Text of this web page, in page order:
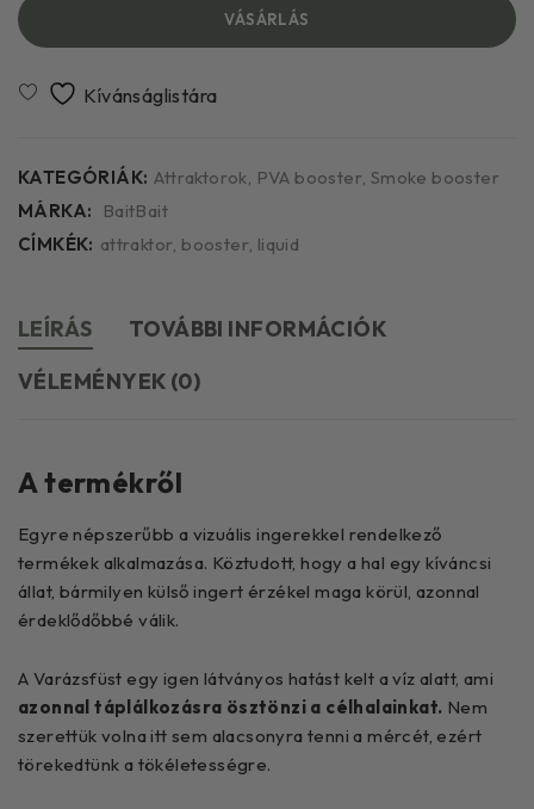
VÁSÁRLÁS
KATEGÓRIÁK: Attraktorok PVA booster Smoke booster
MÁRKA:
BaitBait
CÍMKÉK: attraktor ,booster liquid
LEÍRÁS
TOVÁBBI INFORMÁCIÓK
VÉLEMÉNYEK (0)
A termékről
Egyre népszerűbb a vizuális ingerekkel rendelkező
termékek alkalmazása. Köztudott, hogy a hal egy kíváncsi
állat, bármilyen külső ingert érzékel maga körül, azonnal
érdeklődőbbé válik.
A Varázsfüst egy igen látványos hatást kelt a víz alatt, ami
azonnal táplálkozásra ösztönzi a célhalainkat. Nem
szerettük volna itt sem alacsonyra tenni a mércét, ezért
törekedtünk a tökéletességre.